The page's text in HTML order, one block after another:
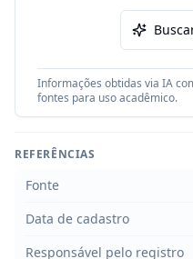
Informações obtidas via IA
fontes para uso acadêmico.
REFERÊNCIAS
Fonte
Data de cadastro
Responsável pelo registro